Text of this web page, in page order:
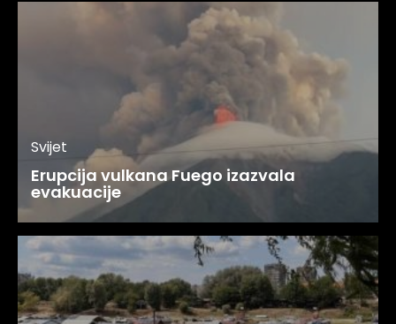
Svijet
Erupcija vulkana Fuego izazvala
evakuacije